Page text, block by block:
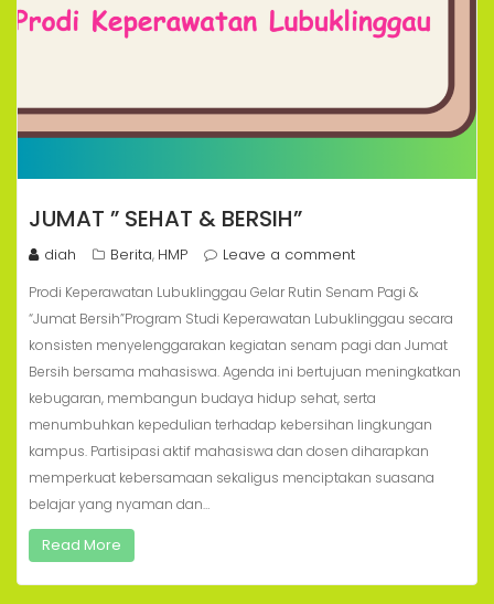
JUMAT ” SEHAT & BERSIH”
diah Berita, HMP Leave a comment
Prodi Keperawatan Lubuklinggau Gelar Rutin Senam Pagi &
“Jumat Bersih”Program Studi Keperawatan Lubuklinggau secara
konsisten menyelenggarakan kegiatan senam pagi dan Jumat
Bersih bersama mahasiswa. Agenda ini bertujuan meningkatkan
kebugaran, membangun budaya hidup sehat, serta
menumbuhkan kepedulian terhadap kebersihan lingkungan
kampus. Partisipasi aktif mahasiswa dan dosen diharapkan
memperkuat kebersamaan sekaligus menciptakan suasana
belajar yang nyaman dan…
Read More